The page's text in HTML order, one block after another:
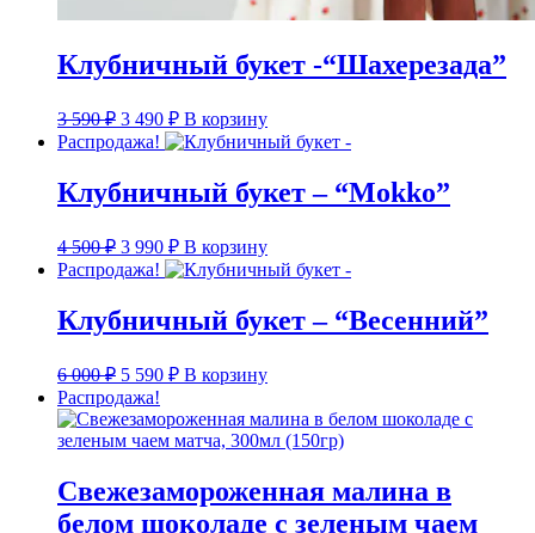
Клубничный букет -“Шахерезада”
3 590₽ Первоначальная
цена
составляла
3
590 ₽.
3 490 ₽Текущая
цена:
3
490 ₽.
В корзину
Распродажа!
Клубничный букет – “Mokko”
4 500₽ Первоначальная
цена
составляла
4
500 ₽.
3 990 ₽Текущая
цена:
3
990 ₽.
В корзину
Распродажа!
Клубничный букет – “Весенний”
6 000₽ Первоначальная
цена
составляла
6
5 590 ₽Текущая
цена:
5
590 ₽.
В корзину
Распродажа!
Свежезамороженная малина в
белом шоколаде с зеленым чаем